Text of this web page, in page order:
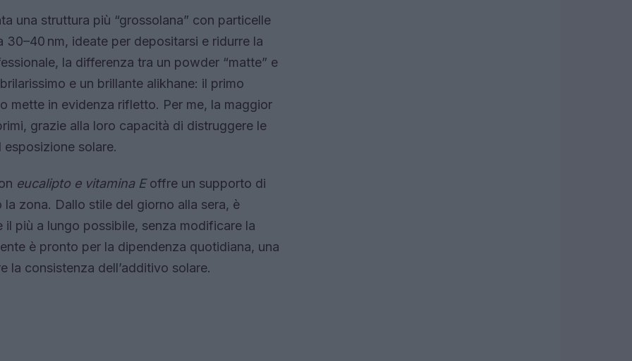
una struttura più “grossolana” con particelle
nm, ideate per depositarsi e ridurre la
la differenza tra un powder “matte” e
e un brillante alikhane: il primo
mette in evidenza rifletto. Per me, la maggior
grazie alla loro capacità di distruggere le
solare.
eucalipto e vitamina Eoffre un supporto di
zona. Dallo stile del giorno alla sera, è
il più a lungo possibile, senza modificare la
è pronto per la dipendenza quotidiana, una
la consistenza dell’additivo solare.